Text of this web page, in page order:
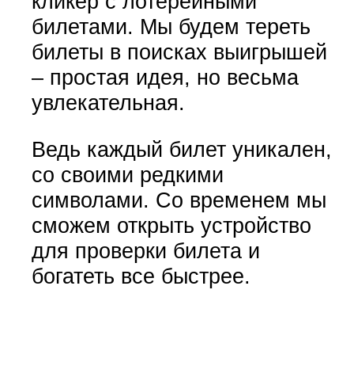
билетами. Мы будем тереть
билеты в поисках выигрышей
– простая идея, но весьма
увлекательная.
Ведь каждый билет уникален,
со своими редкими
символами. Со временем мы
сможем открыть устройство
для проверки билета и
богатеть все быстрее.